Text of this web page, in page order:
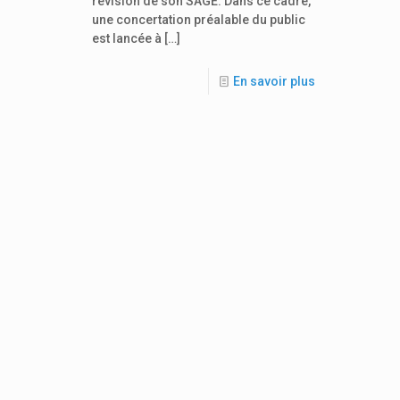
une concertation préalable du public
est lancée à […]
En savoir plus